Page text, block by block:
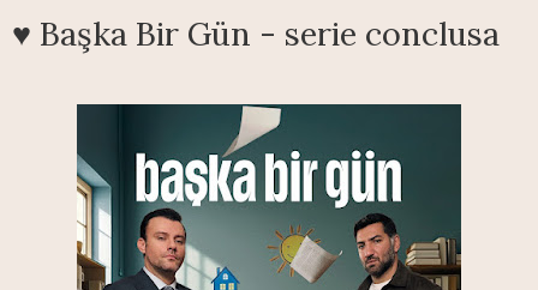
♥ Başka Bir Gün - serie conclusa